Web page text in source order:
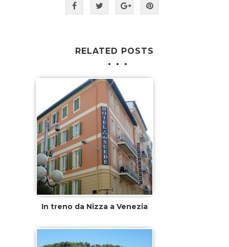
RELATED POSTS
In treno da Nizza a Venezia